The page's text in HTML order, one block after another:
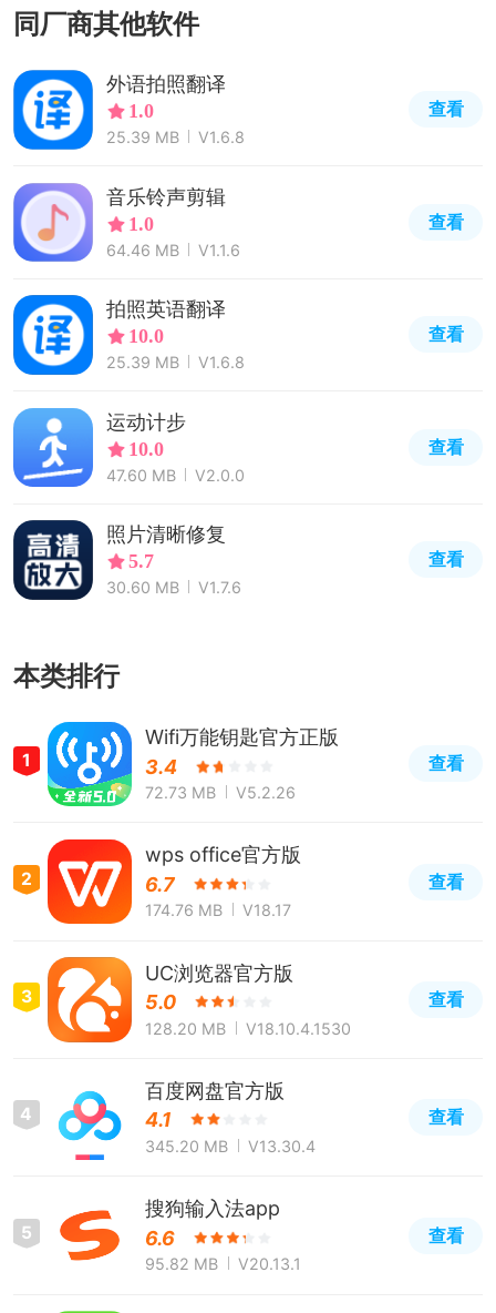
同厂商其他软件
外语拍照翻译
1.0
25.39 MB V1.6.8
查看
音乐铃声剪辑
1.0
64.46 MB V1.1.6
查看
拍照英语翻译
10.0
25.39 MB V1.6.8
查看
运动计步
10.0
47.60 MB V2.0.0
查看
照片清晰修复
5.7
30.60 MB V1.7.6
查看
本类排行
1
Wifi万能钥匙官方正版
3.4
72.73 MB V5.2.26
查看
2
wps office官方版
6.7
174.76 MB V18.17
查看
3
UC浏览器官方版
5.0
128.20 MB V18.10.4.1530
查看
4
百度网盘官方版
4.1
345.20 MB V13.30.4
查看
5
搜狗输入法app
6.6
95.82 MB V20.13.1
查看